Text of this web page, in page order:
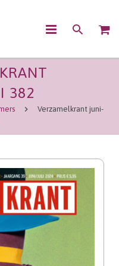
382
Verzamelkrant juni-